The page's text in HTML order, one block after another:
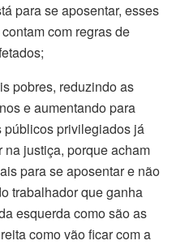
para se aposentar, esses
com regras de
pobres, reduzindo as
e aumentando para
públicos privilegiados já
justiça, porque acham
para se aposentar e não
trabalhador que ganha
esquerda como são as
como vão ficar com a